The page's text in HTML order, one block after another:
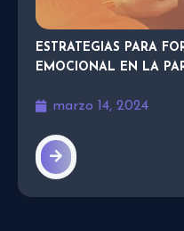
ESTRATEGIAS PARA
EMOCIONAL EN LA
marzo 14, 2024